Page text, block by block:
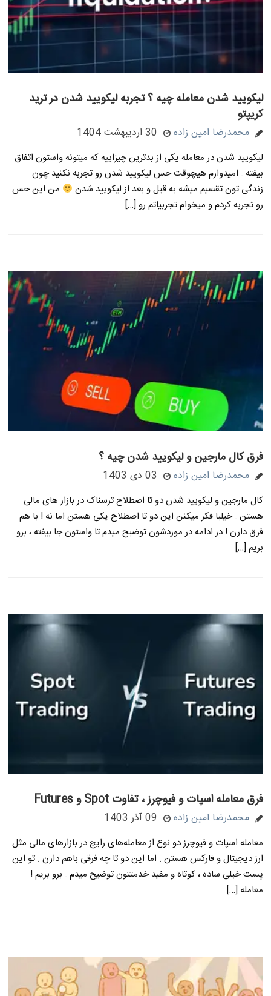
لیکویید شدن معامله چیه ؟ تجربه لیکویید شدن در ترید
کریپتو
محمدرضا امین زاده 30 اردیبهشت 1404
لیکویید شدن در معامله یکی از بدترین چیزاییه که میتونه واستون اتفاق
بیفته . امیدوارم هیچوقت حس لیکویید شدن رو تجربه نکنید چون
زندگی تون تقسیم میشه به قبل و بعد از لیکویید شدن
من این حس
رو تجربه کردم و میخوام تجربیاتم رو […]
فرق کال مارجین و لیکویید شدن چیه ؟
محمدرضا امین زاده 03 دی 1403
کال مارجین و لیکویید شدن دو تا اصطلاح ترسناک در بازار های مالی
هستن . خیلیا فکر میکنن این دو تا اصطلاح یکی هستن اما نه ! با هم
فرق دارن ! در ادامه در موردشون توضیح میدم تا واستون جا بیفته ، برو
بریم […]
فرق معامله اسپات و فیوچرز ، تفاوت Spot و Futures
محمدرضا امین زاده 09 آذر 1403
معامله اسپات و فیوچرز دو نوع از معامله‌های رایج در بازارهای مالی مثل
ارز دیجیتال و فارکس هستن . اما این دو تا چه فرقی باهم دارن . تو این
پست خیلی ساده ، کوتاه و مفید خدمتتون توضیح میدم . برو بریم !
معامله […]